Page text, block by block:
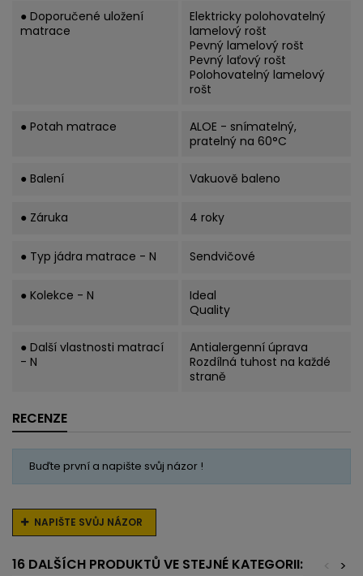
● Doporučené uložení
matrace
Elektricky polohovatelný
lamelový rošt
Pevný lamelový rošt
Pevný laťový rošt
Polohovatelný lamelový
rošt
● Potah matrace
ALOE - snímatelný,
pratelný na 60°C
● Balení Vakuově baleno
● Záruka 4 roky
● Typ jádra matrace - N Sendvičové
● Kolekce - N
Ideal
Quality
● Další vlastnosti matrací
- N
Antialergenní úprava
Rozdílná tuhost na každé
straně
RECENZE
Buďte první a napište svůj názor !
NAPIŠTE SVŮJ NÁZOR
16 DALŠÍCH PRODUKTŮ VE STEJNÉ KATEGORII: >
<